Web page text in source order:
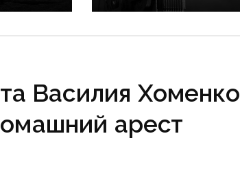
французского кино
Василия Хоменко
арест